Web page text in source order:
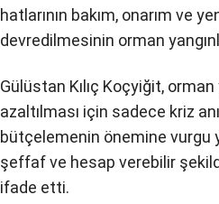
hatlarının bakım, onarım ve
devredilmesinin orman
Gülüstan Kılıç Koçyiğit,
azaltılması için sadece kriz
bütçelemenin önemine vurgu
şeffaf ve hesap verebilir
ifade etti.